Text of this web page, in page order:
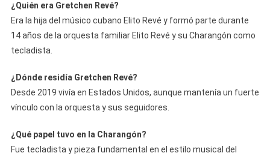
¿Quién era Gretchen Revé?
Era la hija del músico cubano Elito Revé y formó parte durante
14 años de la orquesta familiar Elito Revé y su Charangón como
tecladista.
¿Dónde residía Gretchen Revé?
Desde 2019 vivía en Estados Unidos, aunque mantenía un fuerte
vínculo con la orquesta y sus seguidores.
¿Qué papel tuvo en la Charangón?
Fue tecladista y pieza fundamental en el estilo musical del